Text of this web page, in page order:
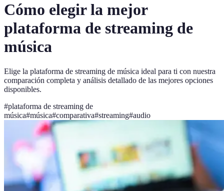
Cómo elegir la mejor
plataforma de streaming de
música
Elige la plataforma de streaming de música ideal para ti con nuestra
comparación completa y análisis detallado de las mejores opciones
disponibles.
#plataforma de streaming de
música#música#comparativa#streaming#audio